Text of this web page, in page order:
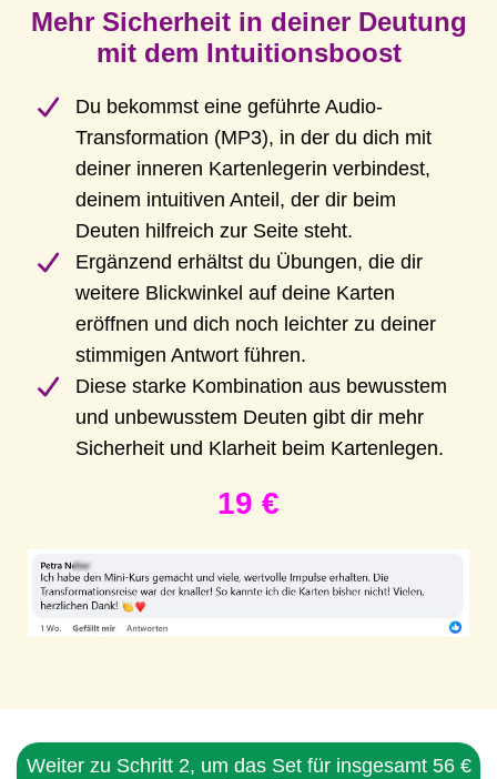
Mehr Sicherheit in deiner Deutung
mit dem Intuitionsboost
Du bekommst eine geführte Audio-
Transformation (MP3), in der du dich mit
deiner inneren Kartenlegerin verbindest,
deinem intuitiven Anteil, der dir beim
Deuten hilfreich zur Seite steht.
Ergänzend erhältst du Übungen, die dir
weitere Blickwinkel auf deine Karten
eröffnen und dich noch leichter zu deiner
stimmigen Antwort führen.
Diese starke Kombination aus bewusstem
und unbewusstem Deuten gibt dir mehr
Sicherheit und Klarheit beim Kartenlegen.
19 €
Weiter zu Schritt 2, um das Set für insgesamt 56 €